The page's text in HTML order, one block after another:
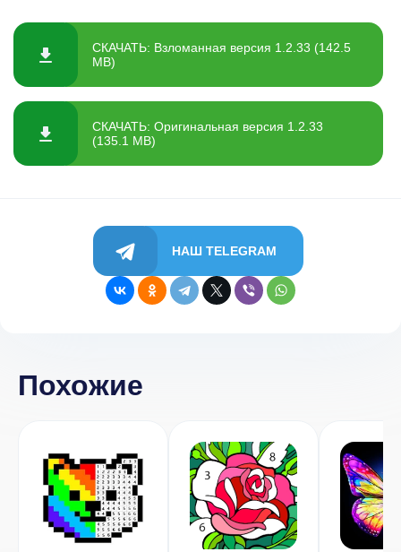
СКАЧАТЬ: Взломанная версия 1.2.33 (142.5
MB)
СКАЧАТЬ: Оригинальная версия 1.2.33
(135.1 MB)
НАШ TELEGRAM
Похожие